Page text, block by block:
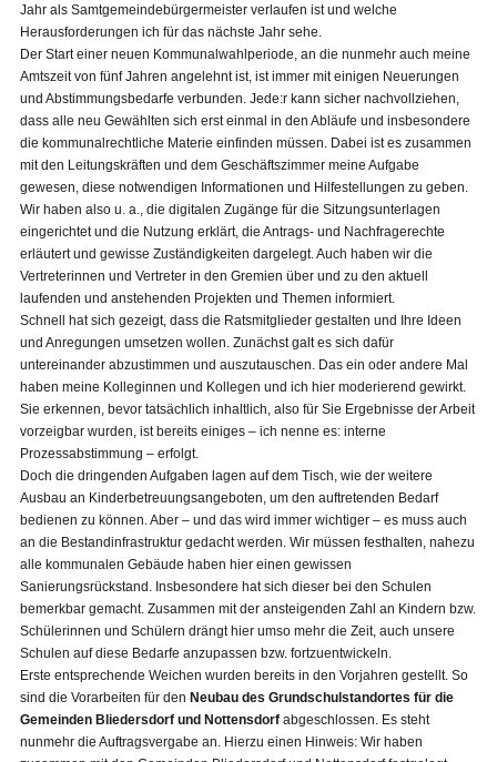
Jahr als Samtgemeindebürgermeister verlaufen ist und welche
Herausforderungen ich für das nächste Jahr sehe.
Der Start einer neuen Kommunalwahlperiode, an die nunmehr auch meine
Amtszeit von fünf Jahren angelehnt ist, ist immer mit einigen Neuerungen
und Abstimmungsbedarfe verbunden. Jede:r kann sicher nachvollziehen,
dass alle neu Gewählten sich erst einmal in den Abläufe und insbesondere
die kommunalrechtliche Materie einfinden müssen. Dabei ist es zusammen
mit den Leitungskräften und dem Geschäftszimmer meine Aufgabe
gewesen, diese notwendigen Informationen und Hilfestellungen zu geben.
Wir haben also u. a., die digitalen Zugänge für die Sitzungsunterlagen
eingerichtet und die Nutzung erklärt, die Antrags- und Nachfragerechte
erläutert und gewisse Zuständigkeiten dargelegt. Auch haben wir die
Vertreterinnen und Vertreter in den Gremien über und zu den aktuell
laufenden und anstehenden Projekten und Themen informiert.
Schnell hat sich gezeigt, dass die Ratsmitglieder gestalten und Ihre Ideen
und Anregungen umsetzen wollen. Zunächst galt es sich dafür
untereinander abzustimmen und auszutauschen. Das ein oder andere Mal
haben meine Kolleginnen und Kollegen und ich hier moderierend gewirkt.
Sie erkennen, bevor tatsächlich inhaltlich, also für Sie Ergebnisse der Arbeit
vorzeigbar wurden, ist bereits einiges – ich nenne es: interne
Prozessabstimmung – erfolgt.
Doch die dringenden Aufgaben lagen auf dem Tisch, wie der weitere
Ausbau an Kinderbetreuungsangeboten, um den auftretenden Bedarf
bedienen zu können. Aber – und das wird immer wichtiger – es muss auch
an die Bestandinfrastruktur gedacht werden. Wir müssen festhalten, nahezu
alle kommunalen Gebäude haben hier einen gewissen
Sanierungsrückstand. Insbesondere hat sich dieser bei den Schulen
bemerkbar gemacht. Zusammen mit der ansteigenden Zahl an Kindern bzw.
Schülerinnen und Schülern drängt hier umso mehr die Zeit, auch unsere
Schulen auf diese Bedarfe anzupassen bzw. fortzuentwickeln.
Erste entsprechende Weichen wurden bereits in den Vorjahren gestellt. So
sind die Vorarbeiten für den Neubau des Grundschulstandortes für die
Gemeinden Bliedersdorf und Nottensdorf abgeschlossen. Es steht
nunmehr die Auftragsvergabe an. Hierzu einen Hinweis: Wir haben